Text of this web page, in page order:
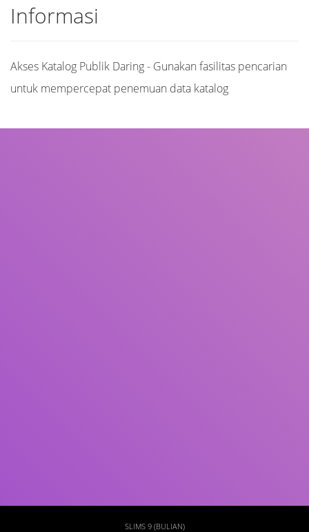
Informasi
Akses Katalog Publik Daring - Gunakan fasilitas pencarian
untuk mempercepat penemuan data katalog
SLIMS 9 (BULIAN)